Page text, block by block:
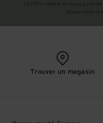
Trouver un magasin